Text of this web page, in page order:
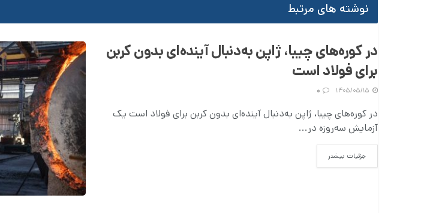
نوشته های مرتبط
در کوره‌های چیبا، ژاپن به‌دنبال آینده‌ای بدون کربن
برای فولاد است
در کوره‌های چیبا، ژاپن به‌دنبال آینده‌ای بدون کربن برای فولاد است یک
آزمایش سه‌روزه در...
جزئیات بیشترDETAILS